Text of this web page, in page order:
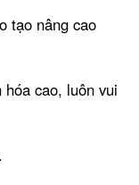
tạo nâng cao
cao, luôn vui